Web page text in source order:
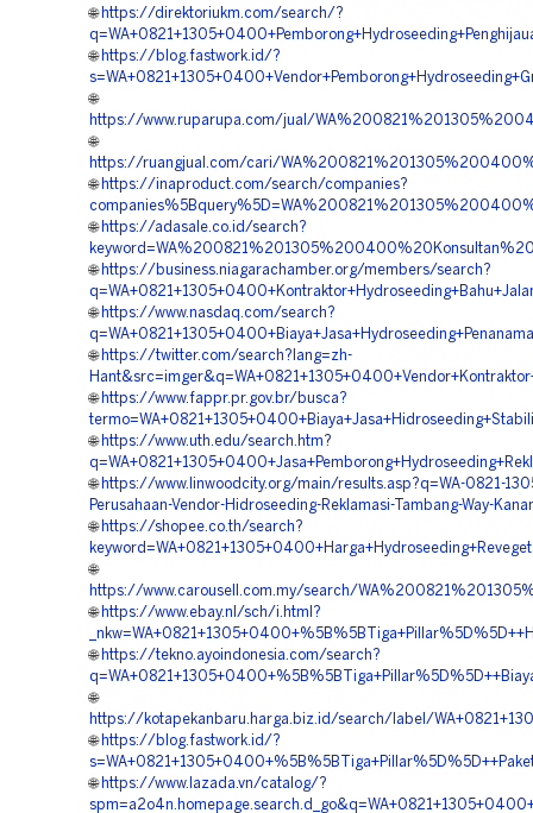
🌐 https://direktoriukm.com/search/?
🌐 https://blog.fastwork.id/?
🌐
https://www.ruparupa.com/jual/
🌐
https://ruangjual.com/cari/
🌐 https://inaproduct.com/search/companies?
🌐 https://adasale.co.id/search?
🌐 https://business.niagarachamber.org/members/search?
🌐 https://www.nasdaq.com/search?
🌐 https://twitter.com/search?lang=zh-
🌐 https://www.fappr.pr.gov.br/busca?
🌐 https://www.uth.edu/search.htm?
🌐 https://www.linwoodcity.org/main/results.asp?q=WA-0821-
Perusahaan-Vendor-Hidroseeding-Reklamasi-Tambang-Way-
🌐 https://shopee.co.th/search?
🌐
https://www.carousell.com.my/search/
🌐 https://www.ebay.nl/sch/i.html?
🌐 https://tekno.ayoindonesia.com/search?
🌐
https://kotapekanbaru.harga.biz.id/search/label/
🌐 https://blog.fastwork.id/?
🌐 https://www.lazada.vn/catalog/?